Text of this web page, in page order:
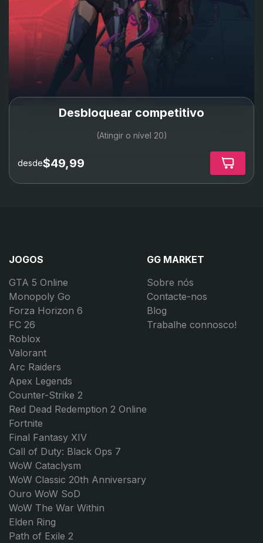
Desbloquear competitivo
(Atingir o nível 20)
desde$49,99
JOGOS
GTA 5 Online
Monopoly Go
Forza Horizon 6
FC 26
Roblox
Valorant
Arc Raiders
Apex Legends
Counter-Strike 2
Red Dead Redemption 2 Online
Fortnite
Final Fantasy XIV
Call of Duty: Black Ops 7
WoW Cataclysm
WoW Classic 20th Anniversary
Ouro WoW SoD
WoW The War Within
Elden Ring
Path of Exile 2
GG MARKET
Sobre nós
Contacte-nos
Blog
Trabalhe connosco!